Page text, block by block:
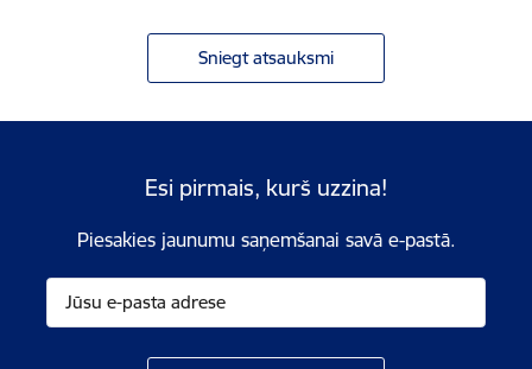
Sniegt atsauksmi
Esi pirmais, kurš uzzina!
Piesakies jaunumu saņemšanai savā e-pastā.